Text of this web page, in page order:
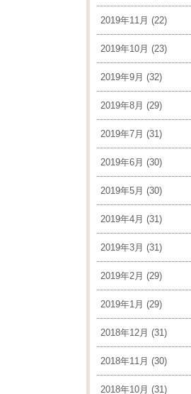
2019年11月 (22)
2019年10月 (23)
2019年9月 (32)
2019年8月 (29)
2019年7月 (31)
2019年6月 (30)
2019年5月 (30)
2019年4月 (31)
2019年3月 (31)
2019年2月 (29)
2019年1月 (29)
2018年12月 (31)
2018年11月 (30)
2018年10月 (31)